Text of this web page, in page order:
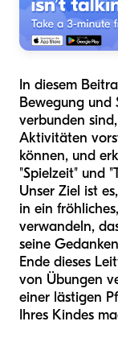
In diesem
Bewegung und
verbunden
Aktivitäten
können, und
"Spielzeit" und
Unser Ziel ist
in ein
verwandeln,
seine
Ende dieses
von Übungen
einer lästigen
Ihres Kindes